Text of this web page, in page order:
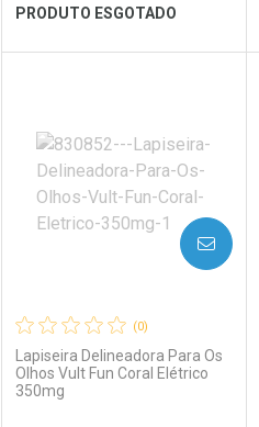
PRODUTO ESGOTADO
Laboratório
Por Menos
(0)
Lapiseira Delineadora Para Os
Olhos Vult Fun Coral Elétrico
350mg
AVISE-ME